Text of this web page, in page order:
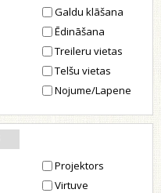
Galdu klāšana
Ēdināšana
Treileru vietas
Telšu vietas
Nojume/Lapene
Projektors
Virtuve